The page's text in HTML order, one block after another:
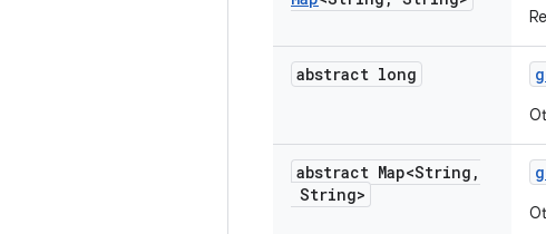
abstract long
abstract Map<String ,
String>